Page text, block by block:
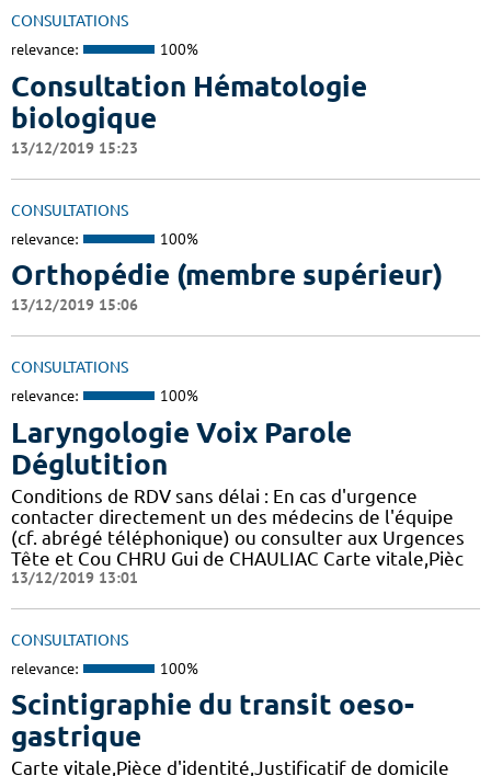
CONSULTATIONS
relevance: 100%
Consultation Hématologie
biologique
13/12/2019 15:23
CONSULTATIONS
relevance: 100%
Orthopédie (membre supérieur)
13/12/2019 15:06
CONSULTATIONS
relevance: 100%
Laryngologie Voix Parole
Déglutition
Conditions de RDV sans délai : En cas d'urgence
contacter directement un des médecins de l'équipe
(cf. abrégé téléphonique) ou consulter aux Urgences
Tête et Cou CHRU Gui de CHAULIAC Carte vitale,Pièc
13/12/2019 13:01
CONSULTATIONS
relevance: 100%
Scintigraphie du transit oeso-
gastrique
Carte vitale,Pièce d'identité,Justificatif de domicile